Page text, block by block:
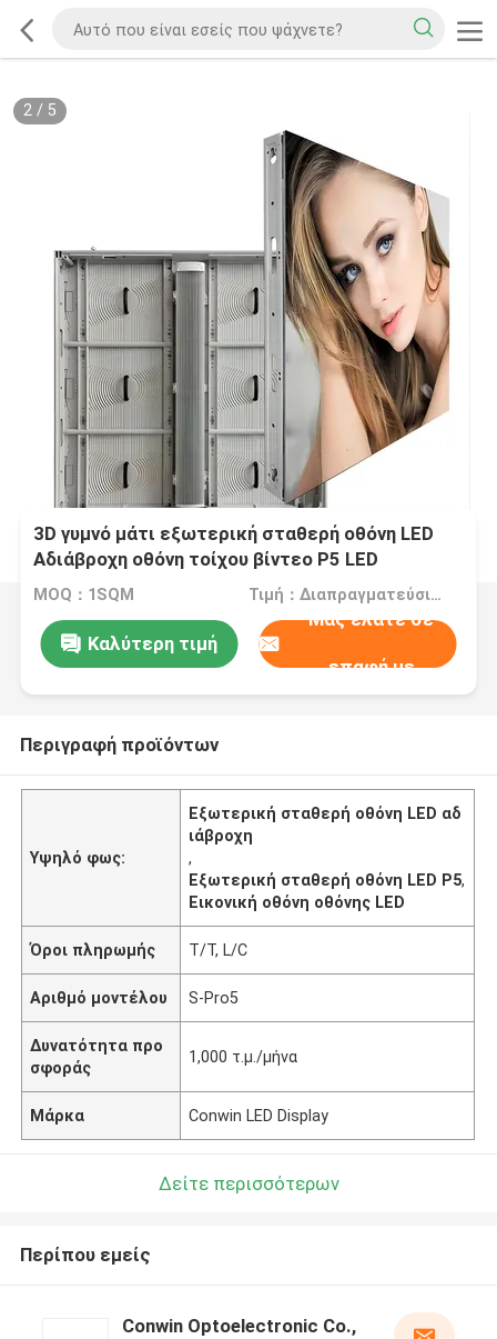
2/ 5
3D γυμνό μάτι εξωτερική σταθερή οθόνη LED
Αδιάβροχη οθόνη τοίχου βίντεο P5 LED
MOQ：1SQM Τιμή：Διαπραγματεύσιμα
Καλύτερη τιμή
Μας ελάτε σε
επαφή με
Περιγραφή προϊόντων
Υψηλό φως:
Εξωτερική σταθερή οθόνη LED αδ
ιάβροχη
,
Εξωτερική σταθερή οθόνη LED P5,
Εικονική οθόνη οθόνης LED
Όροι πληρωμής T/T, L/C
Αριθμό μοντέλου S-Pro5
Δυνατότητα προ
σφοράς
1,000 τ.μ./μήνα
Μάρκα Conwin LED Display
Δείτε περισσότερων
Περίπου εμείς
Conwin Optoelectronic Co.,